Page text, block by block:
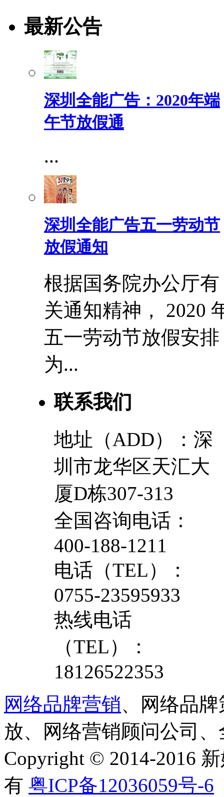
最新公告
深圳全能广告：2020年端
午节放假通
...
深圳全能广告五一劳动节
放假通知
根据国务院办公厅有
关通知精神， 2020
五一劳动节放假安排
为...
联系我们
地址（ADD）：深
圳市龙华区天汇大
厦D栋307-313
全国咨询电话：
400-188-1211
电话（TEL）：
0755-23595933
热线电话
（TEL）：
18126522353
网络品牌营销、网络品
放、网络营销顾问公司
Copyright © 2014-2016
有 粤ICP备12036059号-6